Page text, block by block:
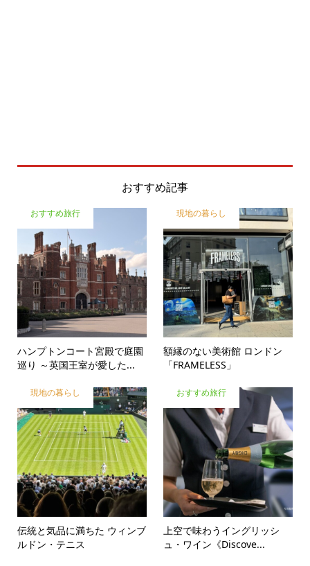
おすすめ記事
おすすめ旅行
ハンプトンコート宮殿で庭園
巡り ～英国王室が愛した...
現地の暮らし
額縁のない美術館 ロンドン
「FRAMELESS」
現地の暮らし
伝統と気品に満ちた ウィンブ
ルドン・テニス
おすすめ旅行
上空で味わうイングリッシ
ュ・ワイン《Discove...